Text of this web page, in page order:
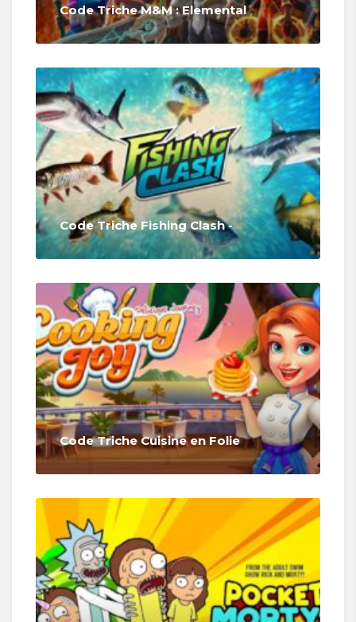
Code Triche M&M : Elemental
Code Triche Fishing Clash -
Code Triche Cuisine en Folie